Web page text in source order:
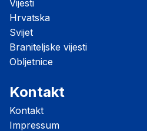
Vijesti
Hrvatska
Svijet
Braniteljske vijesti
Obljetnice
Kontakt
Kontakt
Impressum